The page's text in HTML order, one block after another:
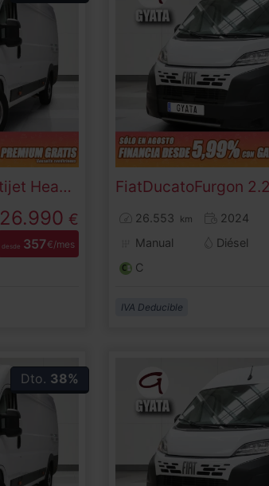
Furgon 2.2 Multijet Heavy 35 L4H2 103 kW (140 CV)
26.990 €
desde 357€/mes
FiatDucato
26.553 km
2024
Manual
Diésel
C
IVA Deducible
Dto. 38%